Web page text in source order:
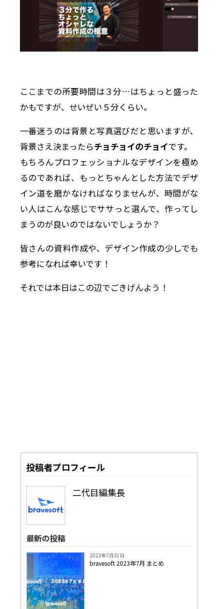
ここまでの所要時間は３分…はちょっと盛った
かもですが、せいぜい５分くらい。
一番迷うのは背景と写真選びだと思いますが、
背景さえ決まったらチョチョイのチョイです。
もちろんプロフェッショナルなデザインを極め
るのであれば、もっとちゃんとした方法でデザ
イン道を磨かなければなりませんが、時間がな
い人はこんな感じでササっと選んで、作ってし
まうのが良いのではないでしょうか？
皆さんの資料作成や、デザイン作成の少しでも
参考になれば幸いです！
それでは本日はこの辺でごきげんよう！
投稿者プロフィール
二代目編集長
最新の投稿
2023年7月31日
bravesoft 2023年7月 まとめ